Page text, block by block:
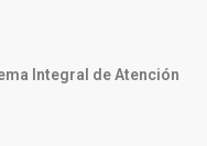
Integral de Atención